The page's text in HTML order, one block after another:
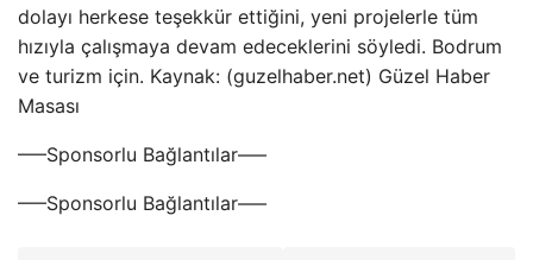
dolayı herkese teşekkür ettiğini, yeni projelerle tüm
hızıyla çalışmaya devam edeceklerini söyledi. Bodrum
ve turizm için. Kaynak: (guzelhaber.net) Güzel Haber
Masası
—–Sponsorlu Bağlantılar—–
—–Sponsorlu Bağlantılar—–